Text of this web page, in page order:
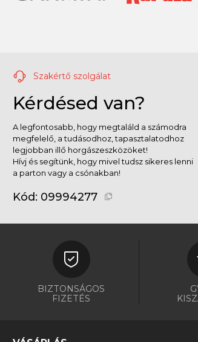
Szakértő szolgálat
Kérdésed van?
A legfontosabb, hogy megtaláld a számodra
megfelelő, a tudásodhoz, tapasztalatodhoz
legjobban illő horgászeszközöket!
Hívj és segítünk, hogy mivel tudsz sikeres lenni
a parton vagy a csónakban!
Kód: 09994277
BIZTONSÁGOS
FIZETÉS